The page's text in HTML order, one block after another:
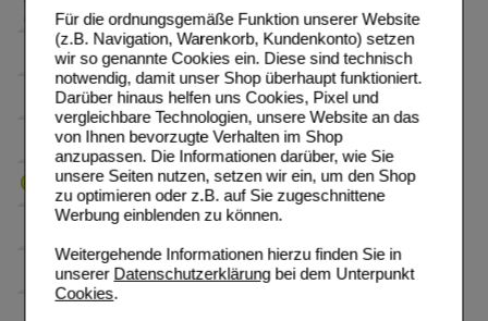
Für die ordnungsgemäße Funktion unserer Website
(z.B. Navigation, Warenkorb, Kundenkonto) setzen
wir so genannte Cookies ein. Diese sind technisch
notwendig, damit unser Shop überhaupt funktioniert.
Darüber hinaus helfen uns Cookies, Pixel und
vergleichbare Technologien, unsere Website an das
von Ihnen bevorzugte Verhalten im Shop
anzupassen. Die Informationen darüber, wie Sie
unsere Seiten nutzen, setzen wir ein, um den Shop
zu optimieren oder z.B. auf Sie zugeschnittene
Werbung einblenden zu können.
Weitergehende Informationen hierzu finden Sie in
unserer Datenschutzerklärungbei dem Unterpunkt
Cookies.